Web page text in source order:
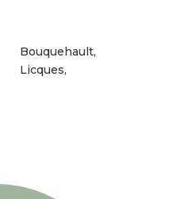
Bouquehault,
Licques,